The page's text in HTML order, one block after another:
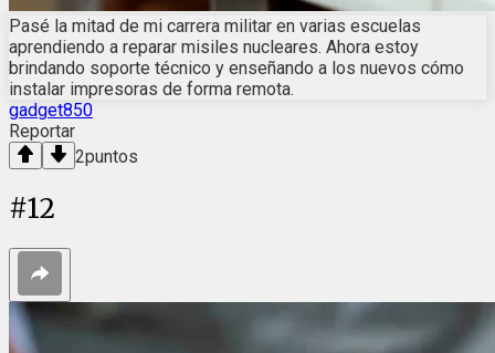
Pasé la mitad de mi carrera militar en varias escuelas
aprendiendo a reparar misiles nucleares. Ahora estoy
brindando soporte técnico y enseñando a los nuevos cómo
instalar impresoras de forma remota.
gadget850
Reportar
2puntos
#12